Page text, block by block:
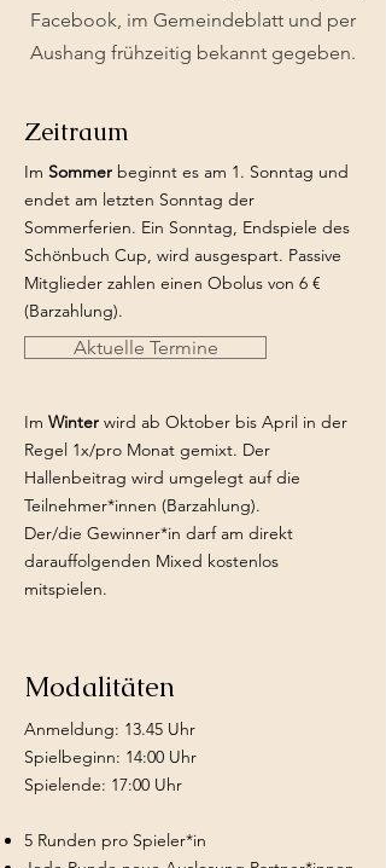
Facebook, im Gemeindeblatt und per
Aushang frühzeitig bekannt gegeben.
Zeitraum
Im Sommer beginnt es am 1. Sonntag und
endet am letzten Sonntag der
Sommerferien. Ein Sonntag, Endspiele des
Schönbuch Cup, wird ausgespart. Passive
Mitglieder zahlen einen Obolus von 6 €
(Barzahlung).
Im Winter wird ab Oktober bis April in der
Regel 1x/pro Monat gemixt. Der
Hallenbeitrag wird umgelegt auf die
Teilnehmer*innen (Barzahlung).
Der/die Gewinner*in darf am direkt
darauffolgenden Mixed kostenlos
mitspielen.
Aktuelle Termine
Modalitäten
Anmeldung: 13.45 Uhr
Spielbeginn: 14:00 Uhr
Spielende: 17:00 Uhr
5 Runden pro Spieler*in